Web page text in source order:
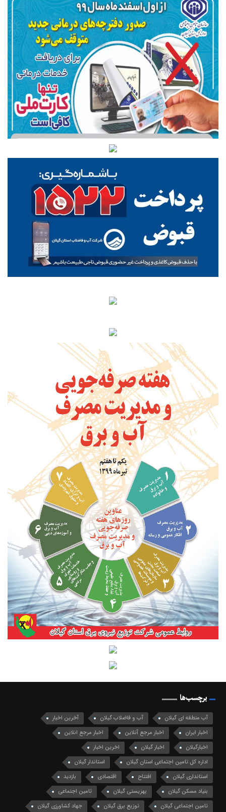
برچسب‌ها
آب منطقه ای گیلان آب و فاضلاب گیلان
آخرین اخبار
اخبار ایران
اخبار مرجع آنلاین
اخبار مرجع انلاین
اخبارگیلان
اخبار گیلان
اخرین اخبار
اداره کل تامین اجتماعی استان گیلان
استاندار گیلان
استانداری گیلان
افتتاح اقتصادی
بازدید
بنیاد مسکن گیلان
بهزیستی گیلان
تامین اجتماعی
تامین اجتماعی گیلان
توزیع برق گیلان جهاد کشاورزی گیلان